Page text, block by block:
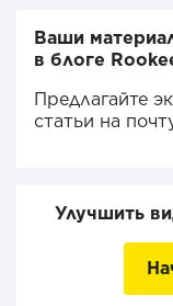
Ваши
в блоге
Предлагайте
статьи на
Улучшить